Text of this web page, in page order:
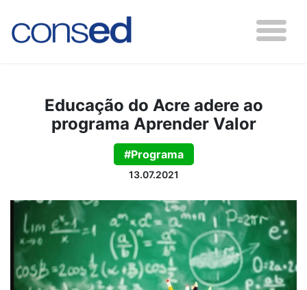
Educação do Acre adere ao
programa Aprender Valor
#Programa
13.07.2021